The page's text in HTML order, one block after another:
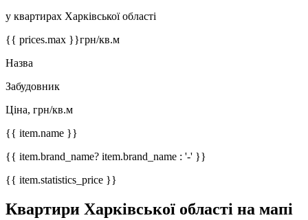
у квартирах Харківської області
{{ prices.max }}грн/кв.м
Назва
Забудовник
Ціна, грн/кв.м
{{ item.name }}
{{ item.brand_name? item.brand_name : '-' }}
{{ item.statistics_price }}
Квартири Харківської області на мапі